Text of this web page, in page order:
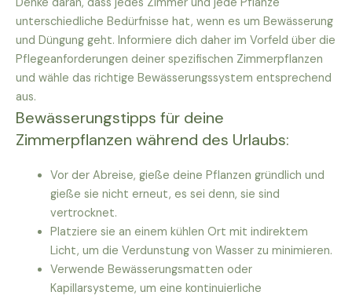
unterschiedliche Bedürfnisse hat, wenn es um Bewässerung
und Düngung geht. Informiere dich daher im Vorfeld über die
Pflegeanforderungen deiner spezifischen Zimmerpflanzen
und wähle das richtige Bewässerungssystem entsprechend
aus.
Bewässerungstipps für deine
Zimmerpflanzen während des Urlaubs:
Vor der Abreise, gieße deine Pflanzen gründlich und
gieße sie nicht erneut, es sei denn, sie sind
vertrocknet.
Platziere sie an einem kühlen Ort mit indirektem
Licht, um die Verdunstung von Wasser zu minimieren.
Verwende Bewässerungsmatten oder
Kapillarsysteme, um eine kontinuierliche